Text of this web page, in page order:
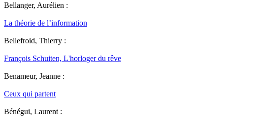
Bellanger, Aurélien :
La théorie de l’information
Bellefroid, Thierry :
François Schuiten, L'horloger du rêve
Benameur, Jeanne :
Ceux qui partent
Bénégui, Laurent :